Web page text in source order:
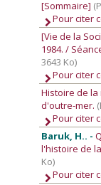
[Sommaire]
Pour citer
[Vie de la
1984. /
3643 Ko)
Pour citer
Histoire de
d'outre-mer.
Pour citer
Baruk, H.. -
l'histoire de
Ko)
Pour citer